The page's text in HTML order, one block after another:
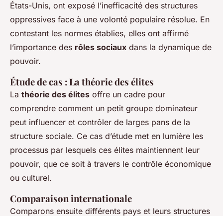
États-Unis, ont exposé l’inefficacité des structures
oppressives face à une volonté populaire résolue. En
contestant les normes établies, elles ont affirmé
l’importance des rôles sociaux dans la dynamique de
pouvoir.
Étude de cas : La théorie des élites
La théorie des élites offre un cadre pour
comprendre comment un petit groupe dominateur
peut influencer et contrôler de larges pans de la
structure sociale. Ce cas d’étude met en lumière les
processus par lesquels ces élites maintiennent leur
pouvoir, que ce soit à travers le contrôle économique
ou culturel.
Comparaison internationale
Comparons ensuite différents pays et leurs structures